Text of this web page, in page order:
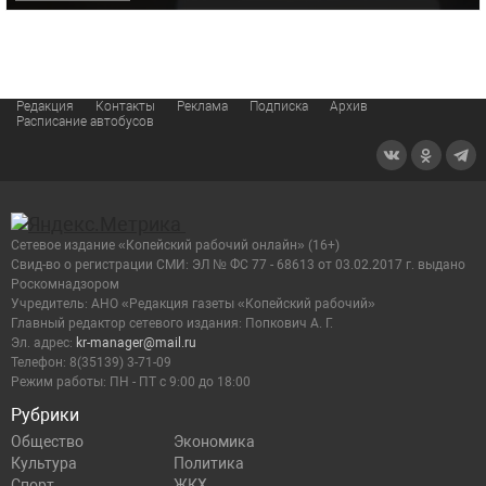
Редакция Контакты Реклама Подписка
Архив
Расписание автобусов
Рубрики
Общество
Экономика
Культура
Политика
Сетевое издание «Копейский рабочий онлайн» (16+)
Cвид-во о регистрации СМИ: ЭЛ № ФС 77 - 68613 от 03.02.2017 г. выдано
Роскомнадзором
Учредитель: АНО «Редакция газеты «Копейский рабочий»
Главный редактор сетевого издания: Попкович А. Г.
Эл. адрес: kr-manager@mail.ru
Телефон: 8(35139) 3-71-09
Режим работы: ПН - ПТ с 9:00 до 18:00